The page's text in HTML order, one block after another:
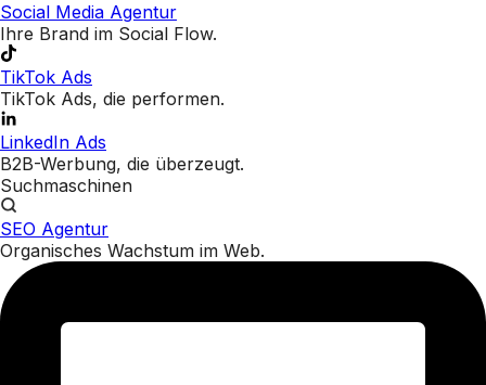
Social Media Agentur
Ihre Brand im Social Flow.
TikTok Ads
TikTok Ads, die performen.
LinkedIn Ads
B2B-Werbung, die überzeugt.
Suchmaschinen
SEO Agentur
Organisches Wachstum im Web.